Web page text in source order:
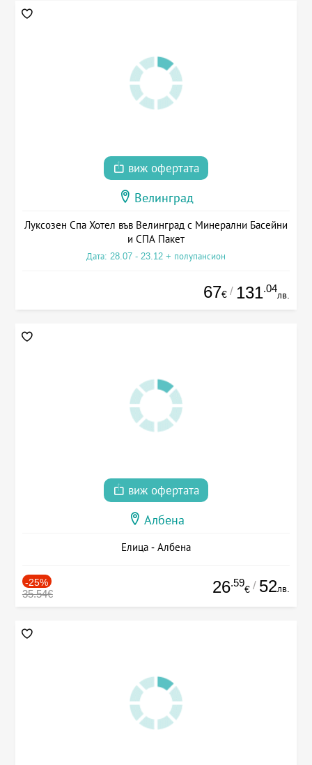
виж офертата
Велинград
Луксозен Спа Хотел във Велинград с Минерални Басейни
и СПА Пакет
Дата: 28.07 - 23.12 + полупансион
67€ / 131.04
лв.
виж офертата
Албена
Елица - Албена
-25%
35.54€ 26.59
€ / 52лв.